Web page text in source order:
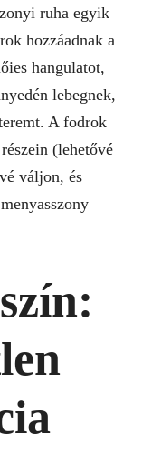
ruha egyik
hozzáadnak a
hangulatot,
lebegnek,
A fodrok
(lehetővé
váljon, és